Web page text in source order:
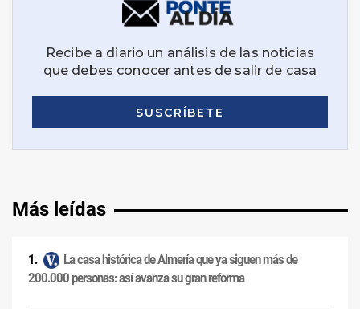
Más leídas
La casa histórica de Almería que ya siguen más de
200.000 personas: así avanza su gran reforma